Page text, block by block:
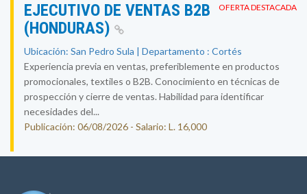
OFERTA DESTACADA
EJECUTIVO DE VENTAS B2B
(HONDURAS)
Ubicación: San Pedro Sula | Departamento : Cortés
Experiencia previa en ventas, preferiblemente en productos
promocionales, textiles o B2B. Conocimiento en técnicas de
prospección y cierre de ventas. Habilidad para identificar
necesidades del...
Publicación: 06/08/2026 - Salario: L. 16,000